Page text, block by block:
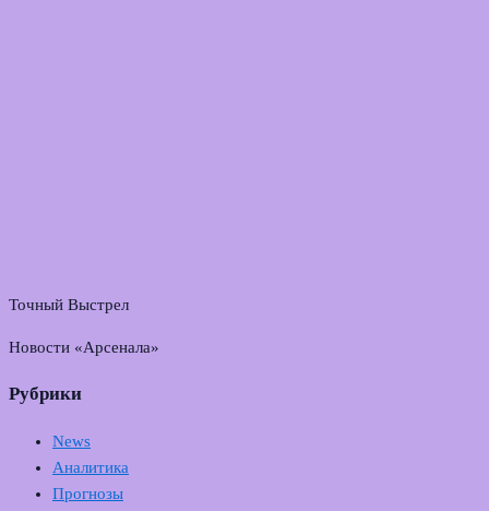
Точный Выстрел
Новости «Арсенала»
Рубрики
News
Аналитика
Прогнозы